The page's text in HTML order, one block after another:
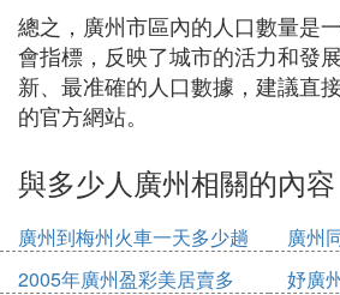
總之，廣州市區內的人口數量是
會指標，反映了城市的活力和發
新、最准確的人口數據，建議直
的官方網站。
與多少人廣州相關的內容
廣州到梅州火車一天多少趟
廣州
少公
2005年廣州盈彩美居賣多 妤廣